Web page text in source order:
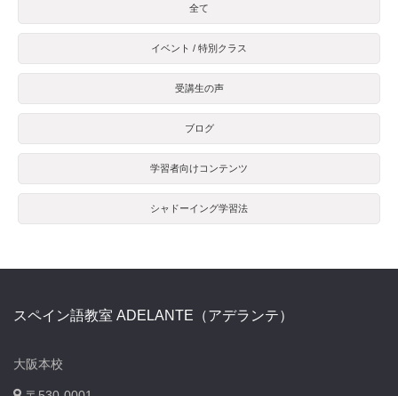
全て
イベント / 特別クラス
受講生の声
ブログ
学習者向けコンテンツ
シャドーイング学習法
スペイン語教室 ADELANTE（アデランテ）
大阪本校